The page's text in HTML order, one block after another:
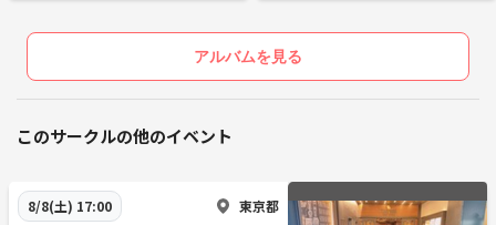
欲しい・地方出身者の方～是非来て下さいね
欲しい・地方出身者の方～是非来て下さいね
♪ 毎週遊べるほんとうの友達作りをしよう
✨
アルバムを見る
このサークルの他のイベント
8/8(土) 17:00 東京都